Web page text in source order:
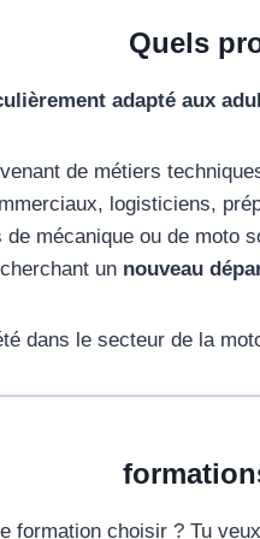
Quels
adapté aux
de métiers
logisticiens,
de mécanique ou de moto
un nouveau
dans le secteur de la
formation choisir ? Tu